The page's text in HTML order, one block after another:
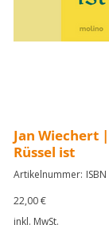
Jan Wiechert
Rüssel ist
Artikelnummer: ISBN
Preis
22,00 €
inkl. MwSt.